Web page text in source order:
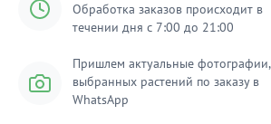
Обработка заказов происходит в
течении дня с 7:00 до 21:00
Пришлем актуальные фотографии,
выбранных растений по заказу в
WhatsApp